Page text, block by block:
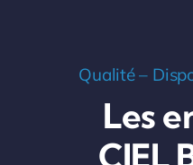
Qualité –
Les